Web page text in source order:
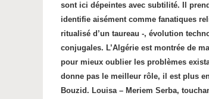
sont ici dépeintes avec subtilité. Il
identifie aisément comme fanatiques
ritualisé d’un taureau -, évolution
conjugales. L’Algérie est montrée de
pour mieux oublier les problèmes
donne pas le meilleur rôle, il est plus
Bouzid. Louisa – Meriem Serba,